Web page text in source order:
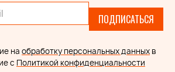
ПОДПИСАТЬСЯ
на обработку персональных данных в
с Политикой конфиденциальности